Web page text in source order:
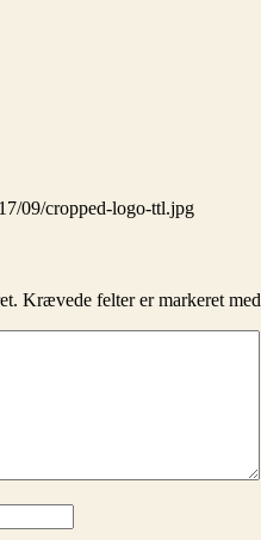
09/cropped-logo-ttl.jpg
Krævede felter er markeret med